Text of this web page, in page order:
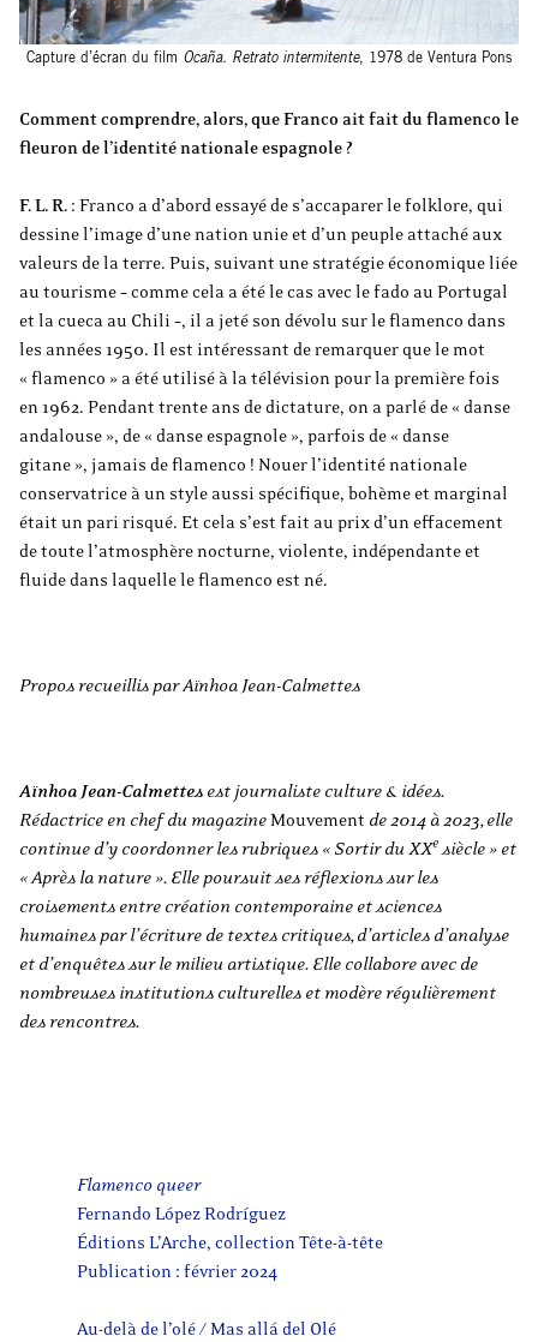
Capture d’écran du film Ocaña. Retrato intermitente, 1978 de Ventura Pons
Comment comprendre, alors, que Franco ait fait du flamenco le
fleuron de l’identité nationale espagnole ?
F. L. R. : Franco a d’abord essayé de s’accaparer le folklore, qui
dessine l’image d’une nation unie et d’un peuple attaché aux
valeurs de la terre. Puis, suivant une stratégie économique liée
au tourisme – comme cela a été le cas avec le fado au Portugal
et la cueca au Chili –, il a jeté son dévolu sur le flamenco dans
les années 1950. Il est intéressant de remarquer que le mot
« flamenco » a été utilisé à la télévision pour la première fois
en 1962. Pendant trente ans de dictature, on a parlé de « danse
andalouse », de « danse espagnole », parfois de « danse
gitane », jamais de flamenco ! Nouer l’identité nationale
conservatrice à un style aussi spécifique, bohème et marginal
était un pari risqué. Et cela s’est fait au prix d’un effacement
de toute l’atmosphère nocturne, violente, indépendante et
fluide dans laquelle le flamenco est né.
Propos recueillis par Aïnhoa Jean-Calmettes
Aïnhoa Jean-Calmettes est journaliste culture & idées.
Rédactrice en chef du magazineMouvement de 2014 à 2023, elle
continue d’y coordonner les rubriques « Sortir du XXesiècle » et
« Après la nature ». Elle poursuit ses réflexions sur les
croisements entre création contemporaine et sciences
humaines par l’écriture de textes critiques, d’articles d’analyse
et d’enquêtes sur le milieu artistique. Elle collabore avec de
nombreuses institutions culturelles et modère régulièrement
des rencontres.
Flamenco queer
Fernando López Rodríguez
Éditions L’Arche, collection Tête-à-tête
Publication : février 2024
Au-delà de l’olé / Mas allá del Olé